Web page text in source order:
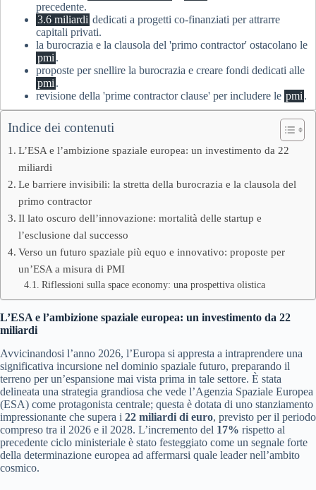
precedente.
3.6 miliardi dedicati a progetti co-finanziati per attrarre
capitali privati.
la burocrazia e la clausola del 'primo contractor' ostacolano le
pmi .
proposte per snellire la burocrazia e creare fondi dedicati alle
pmi .
revisione della 'prime contractor clause' per includere le pmi .
Indice dei contenuti
L’ESA e l’ambizione spaziale europea: un investimento da 22
miliardi
Le barriere invisibili: la stretta della burocrazia e la clausola del
primo contractor
Il lato oscuro dell’innovazione: mortalità delle startup e
l’esclusione dal successo
Verso un futuro spaziale più equo e innovativo: proposte per
un’ESA a misura di PMI
Riflessioni sulla space economy: una prospettiva olistica
L’ESA e l’ambizione spaziale europea: un investimento da 22
miliardi
Avvicinandosi l’anno 2026, l’Europa si appresta a intraprendere una
significativa incursione nel dominio spaziale futuro, preparando il
terreno per un’espansione mai vista prima in tale settore. È stata
delineata una strategia grandiosa che vede l’Agenzia Spaziale Europea
(ESA) come protagonista centrale; questa è dotata di uno stanziamento
impressionante che supera i 22 miliardi di euro, previsto per il periodo
compreso tra il 2026 e il 2028. L’incremento del 17% rispetto al
precedente ciclo ministeriale è stato festeggiato come un segnale forte
della determinazione europea ad affermarsi quale leader nell’ambito
cosmico.